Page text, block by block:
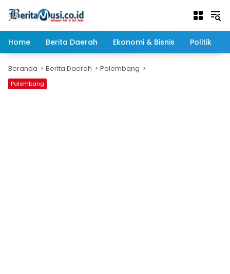
Home
Berita Daerah Ekonomi & Bisnis Politik
Beranda Berita Daerah Palembang
Palembang